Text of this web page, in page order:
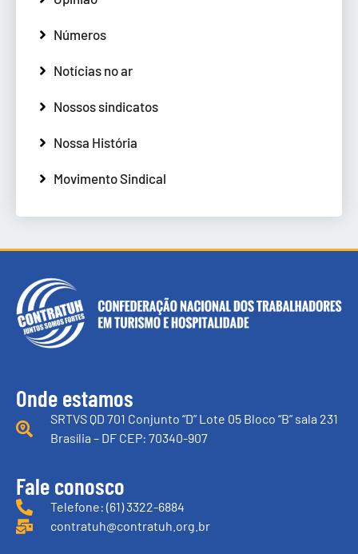
Números
Notícias no ar
Nossos sindicatos
Nossa História
Movimento Sindical
Onde estamos
SRTVS QD 701 Conjunto “D” Lote 05 Bloco “B” sala 231
Brasília – DF CEP: 70340-907
Fale conosco
Telefone: (61) 3322-6884
contratuh@contratuh.org.br